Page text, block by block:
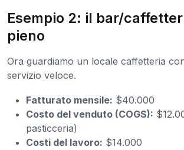
Esempio 2: il bar/
pieno
Ora guardiamo un locale caffetteria
servizio veloce.
Fatturato mensile: $40.000
Costo del venduto (COGS):
pasticceria)
Costi del lavoro: $14.000